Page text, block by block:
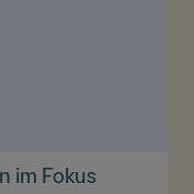
im Fokus